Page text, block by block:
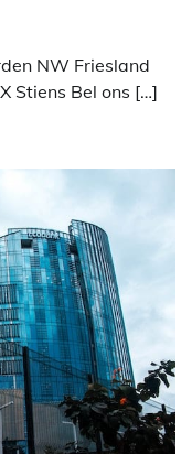
NW Friesland
Stiens Bel ons […]